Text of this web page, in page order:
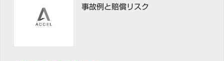
事故例と賠償リスク